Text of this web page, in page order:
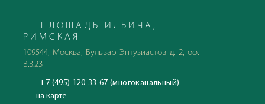
ПЛОЩАДЬ ИЛЬИЧА,
РИМСКАЯ
109544, Москва, Бульвар Энтузиастов д. 2, оф.
В.3.23
+7 (495) 120-33-67 (многоканальный)
на карте